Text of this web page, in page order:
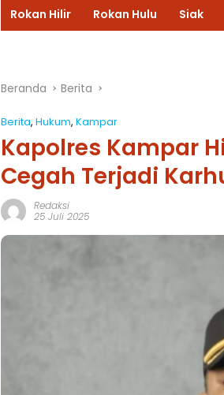
Rokan Hilir Rokan Hulu Siak
Beranda Berita
Berita, Hukum, Kampar
Kapolres Kampar
Cegah Terjadi
Redaksi
25 Juli 2025